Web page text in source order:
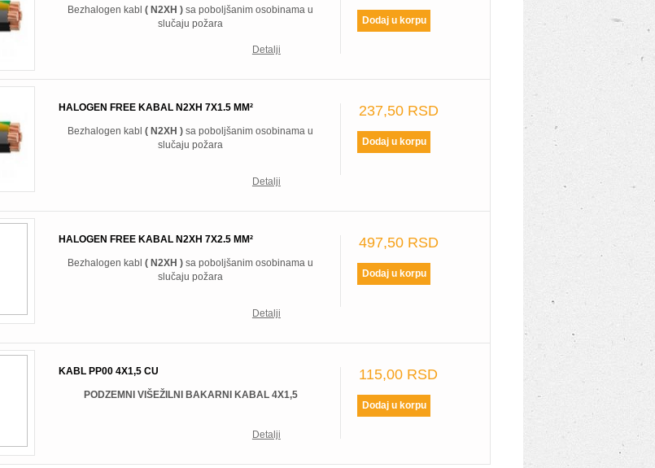
Bezhalogen kabl ( N2XH ) sa poboljšanim osobinama u
slučaju požara
Detalji
237,50 RSD
HALOGEN FREE KABAL N2XH 7X1.5 MM²
Bezhalogen kabl ( N2XH ) sa poboljšanim osobinama u
slučaju požara
Detalji
497,50 RSD
HALOGEN FREE KABAL N2XH 7X2.5 MM²
Bezhalogen kabl ( N2XH ) sa poboljšanim osobinama u
slučaju požara
Detalji
115,00 RSD
KABL PP00 4X1,5 CU
PODZEMNI VIŠEŽILNI BAKARNI KABAL 4X1,5
Detalji